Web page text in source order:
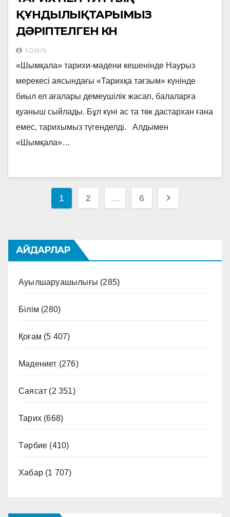
ҚҰНДЫЛЫҚТАРЫМЫЗ
ДӘРІПТЕЛГЕН КҮН
ADMIN
«Шымқала» тарихи-мәдени кешенінде Наурыз
мерекесі аясындағы «Тарихқа тағзым» күнінде
биыл ел ағалары демеушілік жасап, балаларға
қуаныш сыйлады. Бұл күні ас та төк дастархан ғана
емес, тарихымыз түгенделді. Алдымен
«Шымқала»…
Навигация
записям
1 2 … 6
АЙДАРЛАР
Ауылшаруашылығы (285)
Білім (280)
Қоғам (5 407)
Мәдениет (276)
Саясат (2 351)
Тарих (668)
Тәрбие (410)
Хабар (1 707)